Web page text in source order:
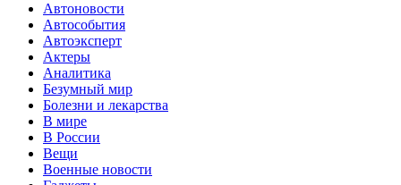
Автоновости
Автособытия
Автоэксперт
Актеры
Аналитика
Безумный мир
Болезни и лекарства
В мире
В России
Вещи
Военные новости